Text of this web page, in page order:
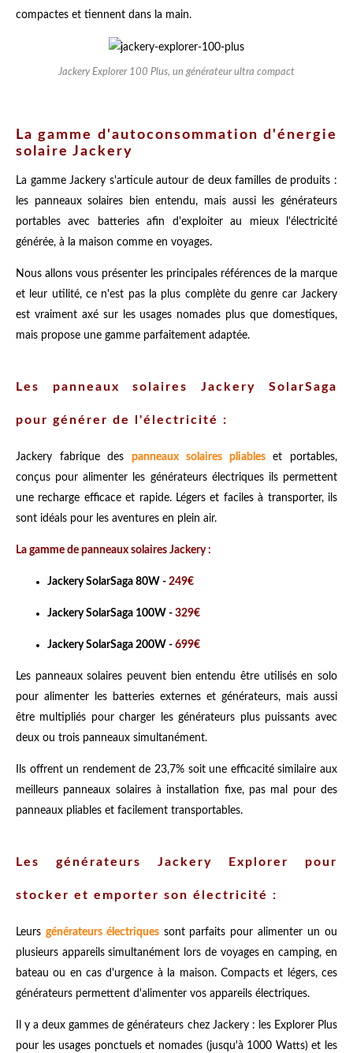
compactes et tiennent dans la main.
Jackery Explorer 100 Plus, un générateur ultra compact
La gamme d'autoconsommation d'énergie
solaire Jackery
La gamme Jackery s'articule autour de deux familles de produits :
les panneaux solaires bien entendu, mais aussi les générateurs
portables avec batteries afin d'exploiter au mieux l'électricité
générée, à la maison comme en voyages.
Nous allons vous présenter les principales références de la marque
et leur utilité, ce n'est pas la plus complète du genre car Jackery
est vraiment axé sur les usages nomades plus que domestiques,
mais propose une gamme parfaitement adaptée.
Les panneaux solaires Jackery SolarSaga
pour générer de l'électricité :
Jackery fabrique despanneaux solaires pliableset portables,
conçus pour alimenter les générateurs électriques ils permettent
une recharge efficace et rapide. Légers et faciles à transporter, ils
sont idéals pour les aventures en plein air.
La gamme de panneaux solaires Jackery :
Jackery SolarSaga 80W - 249€
Jackery SolarSaga 100W - 329€
Jackery SolarSaga 200W - 699€
Les panneaux solaires peuvent bien entendu être utilisés en solo
pour alimenter les batteries externes et générateurs, mais aussi
être multipliés pour charger les générateurs plus puissants avec
deux ou trois panneaux simultanément.
Ils offrent un rendement de 23,7% soit une efficacité similaire aux
meilleurs panneaux solaires à installation fixe, pas mal pour des
panneaux pliables et facilement transportables.
Les générateurs Jackery Explorer pour
stocker et emporter son électricité :
Leurs générateurs électriquessont parfaits pour alimenter un ou
plusieurs appareils simultanément lors de voyages en camping, en
bateau ou en cas d'urgence à la maison. Compacts et légers, ces
générateurs permettent d'alimenter vos appareils électriques.
Il y a deux gammes de générateurs chez Jackery : les Explorer Plus
pour les usages ponctuels et nomades (jusqu'à 1000 Watts) et les